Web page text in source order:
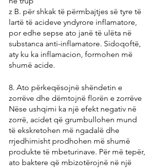
z B. për shkak të përmbajtjes së tyre të
lartë të acideve yndyrore inflamatore,
por edhe sepse ato janë të ulëta në
substanca anti-inflamatore. Sidoqoftë,
aty ku ka inflamacion, formohen më
shumë acide.
8. Ato përkeqësojnë shëndetin e
zorrëve dhe dëmtojnë florën e zorrëve
Nëse ushqimi ka një efekt negativ në
zorrë, acidet që grumbullohen mund
të ekskretohen më ngadalë dhe
rrjedhimisht prodhohen më shumë
produkte të mbeturinave. Për më tepër,
ato baktere që mbizotërojnë në një